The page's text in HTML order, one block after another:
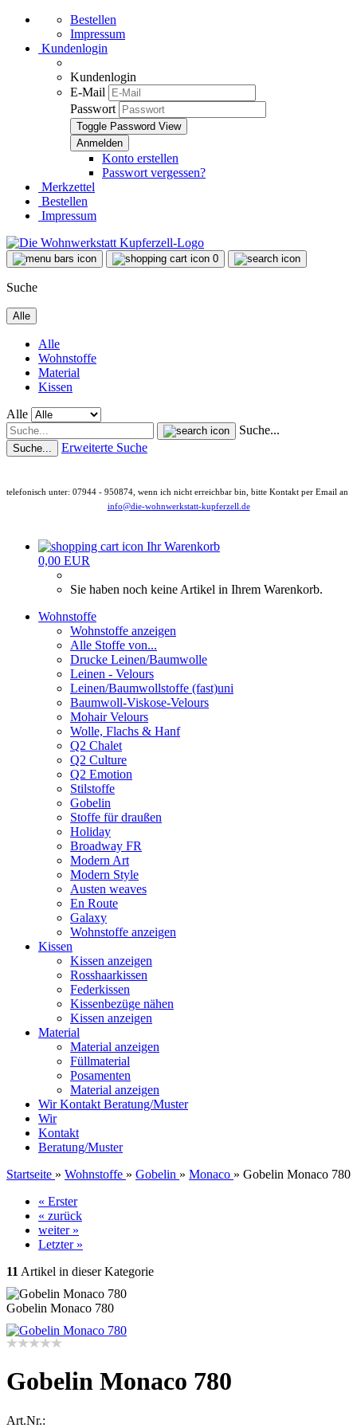
Bestellen
Impressum
Kundenlogin
Kundenlogin
E-Mail
Passwort
Toggle Password View
Konto erstellen
Passwort vergessen?
Merkzettel
Bestellen
Impressum
0
Suche
Alle
Alle
Wohnstoffe
Material
Kissen
Alle
Suche...
Suche... Erweiterte Suche
telefonisch unter: 07944 - 950874, wenn ich nicht erreichbar bin, bitte Kontakt per Email an
info@die-wohnwerkstatt-kupferzell.de
Ihr Warenkorb
0,00 EUR
Sie haben noch keine Artikel in Ihrem Warenkorb.
Wohnstoffe
Wohnstoffe anzeigen
Alle Stoffe von...
Drucke Leinen/Baumwolle
Leinen - Velours
Leinen/Baumwollstoffe (fast)uni
Baumwoll-Viskose-Velours
Mohair Velours
Wolle, Flachs & Hanf
Q2 Chalet
Q2 Culture
Q2 Emotion
Stilstoffe
Gobelin
Stoffe für draußen
Holiday
Broadway FR
Modern Art
Modern Style
Austen weaves
En Route
Galaxy
Wohnstoffe anzeigen
Kissen
Kissen anzeigen
Rosshaarkissen
Federkissen
Kissenbezüge nähen
Kissen anzeigen
Material
Material anzeigen
Füllmaterial
Posamenten
Material anzeigen
WirKontakt Beratung/Muster
Wir
Kontakt
Beratung/Muster
Startseite » Wohnstoffe » Gobelin » Monaco » Gobelin Monaco 780
« Erster
« zurück
weiter »
Letzter »
11 Artikel in dieser Kategorie
Gobelin Monaco 780
Gobelin Monaco 780
Art.Nr.: